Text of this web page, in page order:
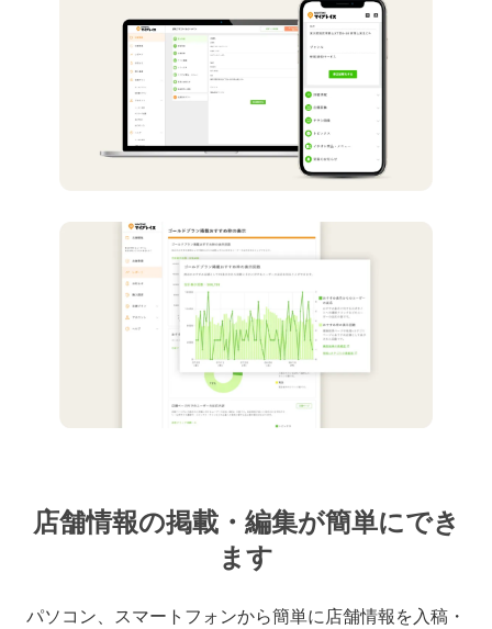
店舗情報の掲載・編集が簡単にでき
ます
パソコン、スマートフォンから簡単に店舗情報を入稿・